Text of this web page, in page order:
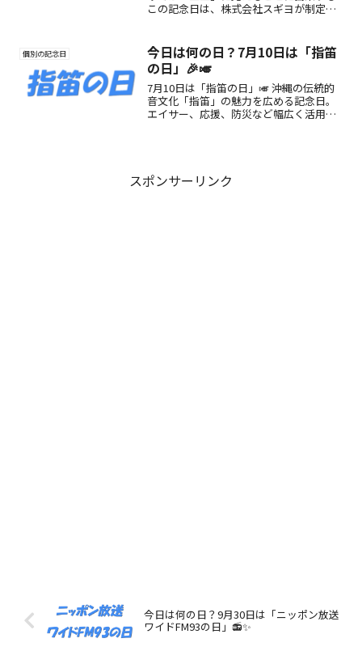
この記念日は、株式会社スギヨが制定。
に手軽な贅沢感をプラスする楽しみ方も
紹介✨
個別の記念日
今日は何の日？7月10日は「指笛
の日」🎉🎺
7月10日は「指笛の日」🎺 沖縄の伝統的
音文化「指笛」の魅力を広める記念日。
エイサー、応援、防災など幅広く活用さ
スポンサーリンク
今日は何の日？9月30日は「ニッポン放送
ワイドFM93の日」📻✨